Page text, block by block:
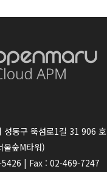
성동구 뚝섬로1길 31 906 호
울숲M타워)
| Fax : 02-469-7247